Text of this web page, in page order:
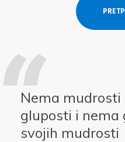
Nema mudrosti
gluposti i nema
svojih mudrosti